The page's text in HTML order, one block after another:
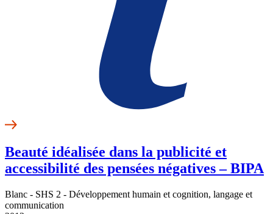
Beauté idéalisée dans la publicité et
accessibilité des pensées négatives – BIPA
Blanc - SHS 2 - Développement humain et cognition, langage et
communication